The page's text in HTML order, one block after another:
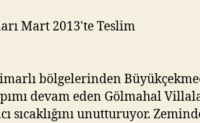
bölgelerinden
devam eden Gölmahal
sıcaklığını unutturuyor.